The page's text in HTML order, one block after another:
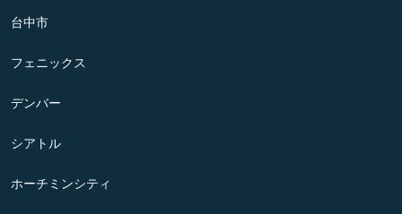
台中市
フェニックス
デンバー
シアトル
ホーチミンシティ